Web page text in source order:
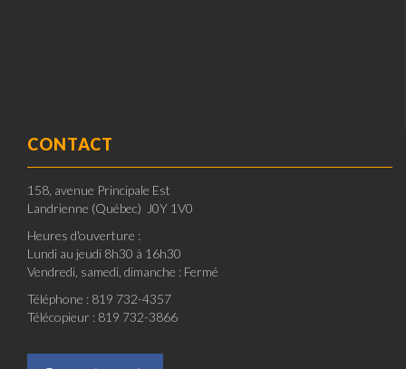
CONTACT
158, avenue Principale Est
Landrienne (Québec) J0Y 1V0
Heures d'ouverture :
Lundi au jeudi 8h30 à 16h30
Vendredi, samedi, dimanche : Fermé
Téléphone : 819 732-4357
Télécopieur : 819 732-3866